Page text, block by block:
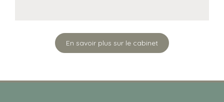
En savoir plus sur le cabinet